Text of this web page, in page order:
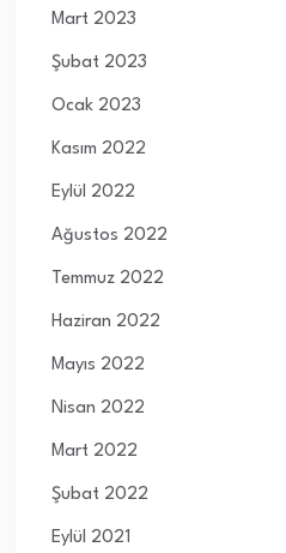
Mart 2023
Şubat 2023
Ocak 2023
Kasım 2022
Eylül 2022
Ağustos 2022
Temmuz 2022
Haziran 2022
Mayıs 2022
Nisan 2022
Mart 2022
Şubat 2022
Eylül 2021